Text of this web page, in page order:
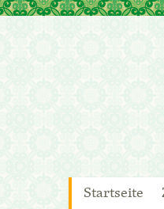
Zum
Inhalt
Startseite